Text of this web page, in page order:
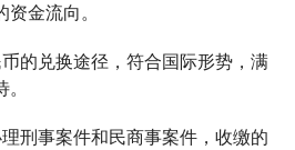
金流向。
币的兑换途径，符合国际形势，满
理刑事案件和民商事案件，收缴的